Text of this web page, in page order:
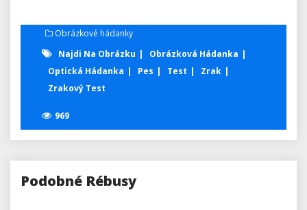
Obrázkové hádanky
Najdi Na Obrázku
Obrázková Hádanka
Optická Hádanka
Pes Test
Zrak
Zrakový Test
969
Podobné Rébusy